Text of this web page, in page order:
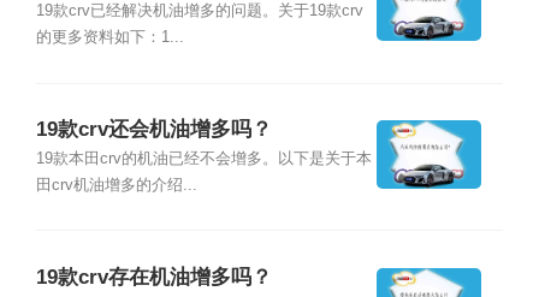
19款crv已经解决机油增多的问题。关于19款crv
的更多资料如下：1...
19款crv还会机油增多吗？
19款本田crv的机油已经不会增多。以下是关于本
田crv机油增多的介绍...
19款crv存在机油增多吗？